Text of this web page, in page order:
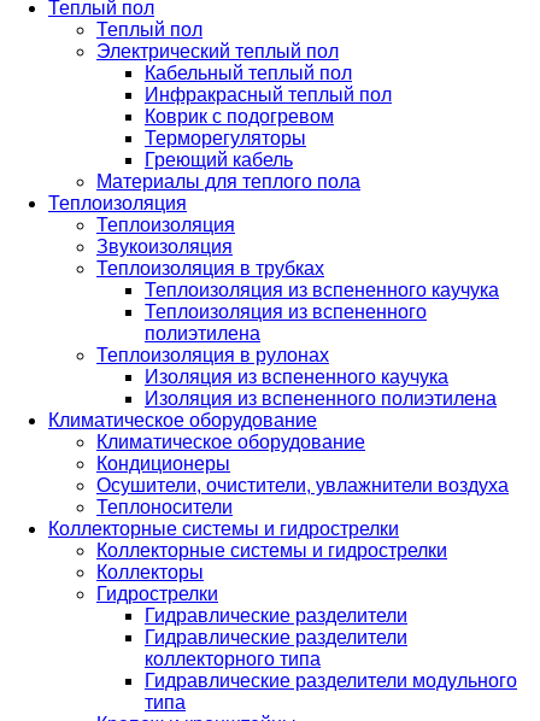
Теплый пол
Теплый пол
Электрический теплый пол
Кабельный теплый пол
Инфракрасный теплый пол
Коврик с подогревом
Терморегуляторы
Греющий кабель
Материалы для теплого пола
Теплоизоляция
Теплоизоляция
Звукоизоляция
Теплоизоляция в трубках
Теплоизоляция из вспененного каучука
Теплоизоляция из вспененного
полиэтилена
Теплоизоляция в рулонах
Изоляция из вспененного каучука
Изоляция из вспененного полиэтилена
Климатическое оборудование
Климатическое оборудование
Кондиционеры
Осушители, очистители, увлажнители воздуха
Теплоносители
Коллекторные системы и гидрострелки
Коллекторные системы и гидрострелки
Коллекторы
Гидрострелки
Гидравлические разделители
Гидравлические разделители
коллекторного типа
Гидравлические разделители модульного
типа